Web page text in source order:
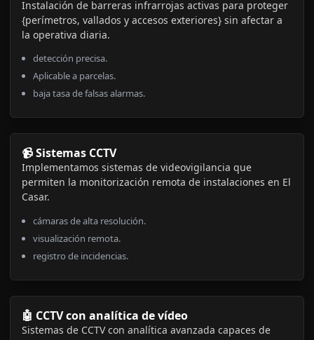
Instalación de barreras infrarrojas activas para proteger
{perímetros, vallados y accesos exteriores} sin afectar a
la operativa diaria.
detección precisa.
Aplicable a parcelas.
baja tasa de falsas alarmas.
📹 Sistemas CCTV
Implementamos sistemas de videovigilancia que
permiten la monitorización remota de instalaciones en El
Casar.
cámaras de alta resolución.
visualización remota.
registro de incidencias.
🤖 CCTV con analítica de vídeo
Sistemas de CCTV con analítica avanzada capaces de